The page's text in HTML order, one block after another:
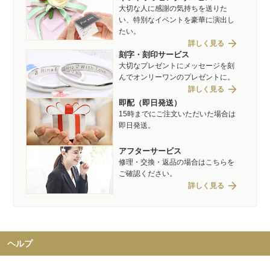
大切な人に感謝の気持ちを送りた
い、特別なイベントを豪華に演出し
たい。
詳しく見る arrow_forward
刻字・刻印サービス
大切なプレゼントにメッセージを刻
んでオンリーワンのプレゼントに。
詳しく見る arrow_forward
即配（即日発送）
15時までにご注文いただいた場合は
即日発送。
アフターサービス
修理・交換・返品の場合はこちらを
ご確認ください。
詳しく見る arrow_forward
ヘルプ